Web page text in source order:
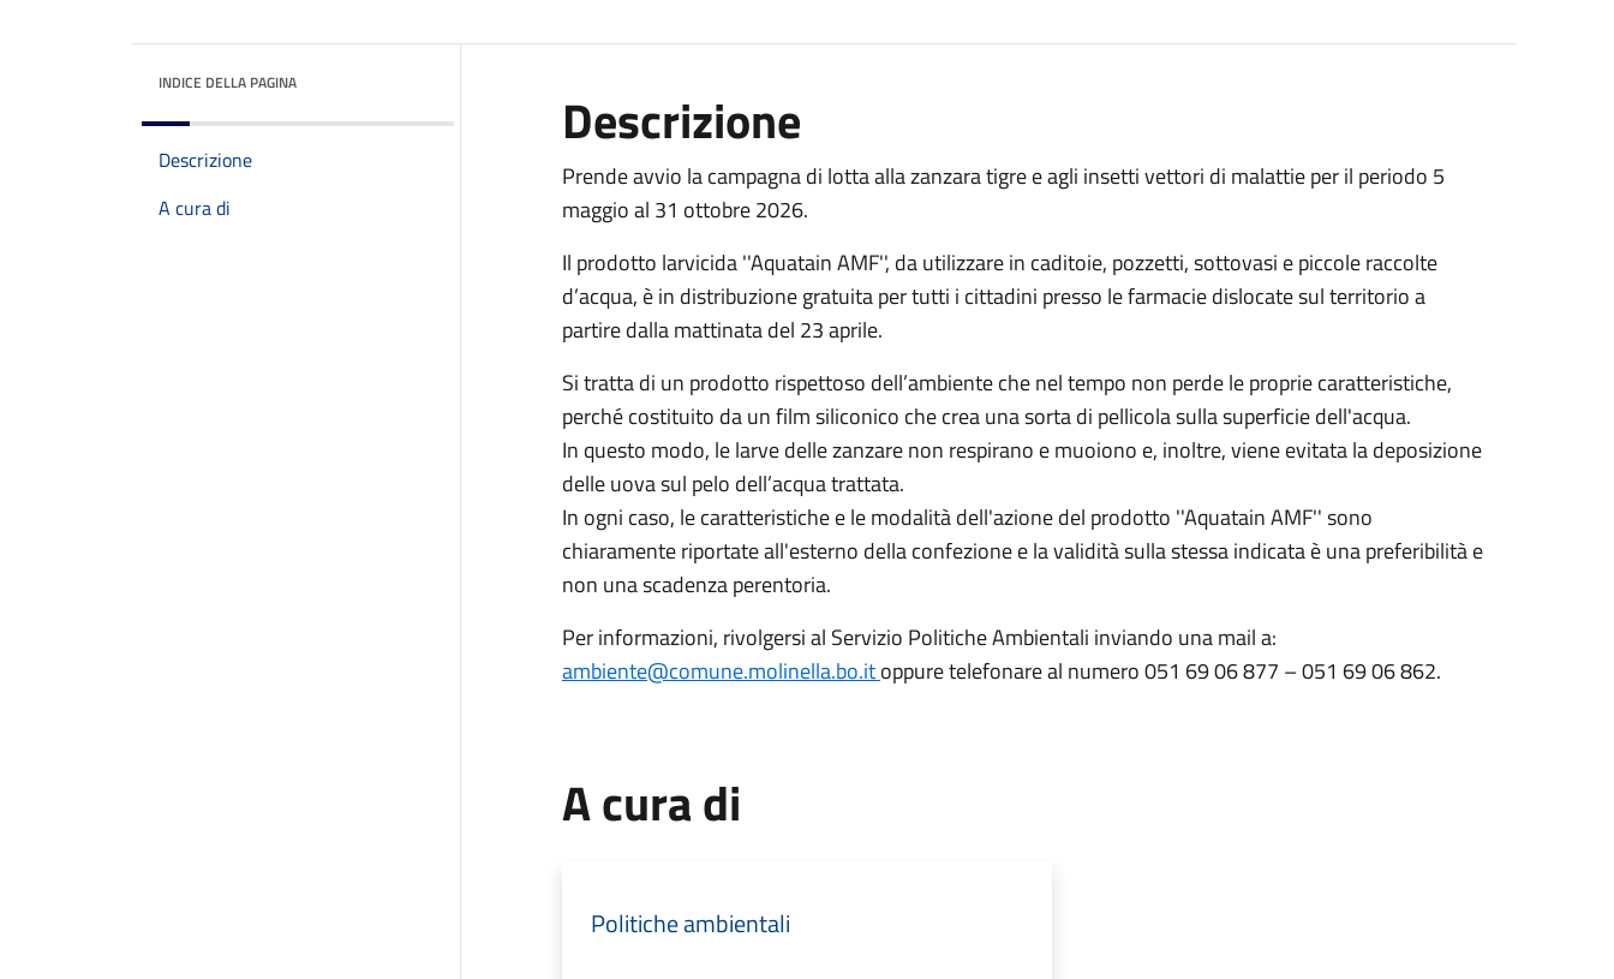
INDICE DELLA PAGINA
Descrizione
A cura di
Descrizione
Prende avvio la campagna di lotta alla zanzara tigre e agli insetti vettori di malattie per il periodo 5
maggio al 31 ottobre 2026.
Il prodotto larvicida ''Aquatain AMF'', da utilizzare in caditoie, pozzetti, sottovasi e piccole raccolte
d’acqua, è in distribuzione gratuita per tutti i cittadini presso le farmacie dislocate sul territorio a
partire dalla mattinata del 23 aprile.
Si tratta di un prodotto rispettoso dell’ambiente che nel tempo non perde le proprie caratteristiche,
perché costituito da un film siliconico che crea una sorta di pellicola sulla superficie dell'acqua.
In questo modo, le larve delle zanzare non respirano e muoiono e, inoltre, viene evitata la deposizione
delle uova sul pelo dell’acqua trattata.
In ogni caso, le caratteristiche e le modalità dell'azione del prodotto ''Aquatain AMF'' sono
chiaramente riportate all'esterno della confezione e la validità sulla stessa indicata è una preferibilità e
non una scadenza perentoria.
Per informazioni, rivolgersi al Servizio Politiche Ambientali inviando una mail a:
ambiente@comune.molinella.bo.itoppure telefonare al numero 051 69 06 877 – 051 69 06 862.
A cura di
Politiche ambientali